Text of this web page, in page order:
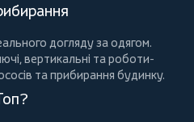
догляду за одягом.
,вертикальні тароботи-
та прибирання будинку.